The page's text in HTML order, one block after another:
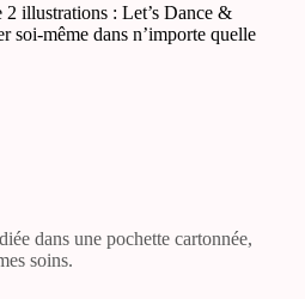
illustrations : Let’s Dance &
soi-même dans n’importe quelle
dans une pochette cartonnée,
soins.